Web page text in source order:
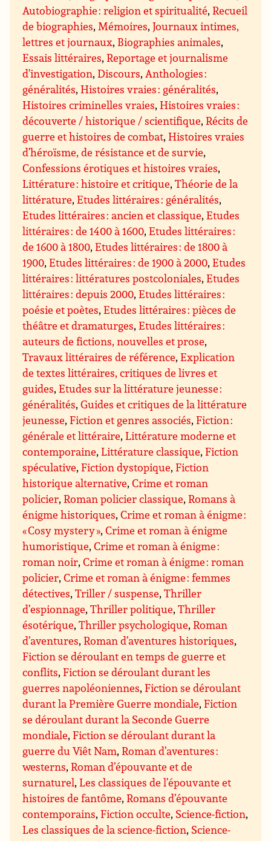
Autobiographie : religion et spiritualité,Recueil
de biographies,Mémoires,Journaux intimes,
lettres et journaux, Biographies animales,
Essais littéraires,Reportage et journalisme
d’investigation,Discours,Anthologies :
généralités,Histoires vraies : généralités,
Histoires criminelles vraies,Histoires vraies :
découverte / historique / scientifique,Récits de
guerre et histoires de combat,Histoires vraies
d’héroïsme, de résistance et de survie,
Confessions érotiques et histoires vraies,
Littérature : histoire et critique,Théorie de la
littérature,Etudes littéraires : généralités,
Etudes littéraires : ancien et classique,Etudes
littéraires : de 1400 à 1600,Etudes littéraires :
de 1600 à 1800,Etudes littéraires : de 1800 à
1900,Etudes littéraires : de 1900 à 2000,Etudes
littéraires : littératures postcoloniales,Etudes
littéraires : depuis 2000,Etudes littéraires :
poésie et poètes,Etudes littéraires : pièces de
théâtre et dramaturges,Etudes littéraires :
auteurs de fictions, nouvelles et prose,
Travaux littéraires de référence,Explication
de textes littéraires, critiques de livres et
guides,Etudes sur la littérature jeunesse :
généralités,Guides et critiques de la littérature
jeunesse,Fiction et genres associés,Fiction :
générale et littéraire,Littérature moderne et
contemporaine,Littérature classique,Fiction
spéculative,Fiction dystopique,Fiction
historique alternative,Crime et roman
policier,Roman policier classique,Romans à
énigme historiques,Crime et roman à énigme :
« Cosy mystery »,Crime et roman à énigme
humoristique,Crime et roman à énigme :
roman noir,Crime et roman à énigme : roman
policier,Crime et roman à énigme : femmes
détectives,Triller / suspense,Thriller
d’espionnage,Thriller politique,Thriller
ésotérique,Thriller psychologique,Roman
d’aventures,Roman d’aventures historiques,
Fiction se déroulant en temps de guerre et
conflits,Fiction se déroulant durant les
guerres napoléoniennes,Fiction se déroulant
durant la Première Guerre mondiale,Fiction
se déroulant durant la Seconde Guerre
mondiale,Fiction se déroulant durant la
guerre du Viêt Nam,Roman d’aventures :
westerns,Roman d’épouvante et de
surnaturel,Les classiques de l’épouvante et
histoires de fantôme,Romans d’épouvante
contemporains,Fiction occulte, Science-fiction,
Les classiques de la science-fiction, Science-